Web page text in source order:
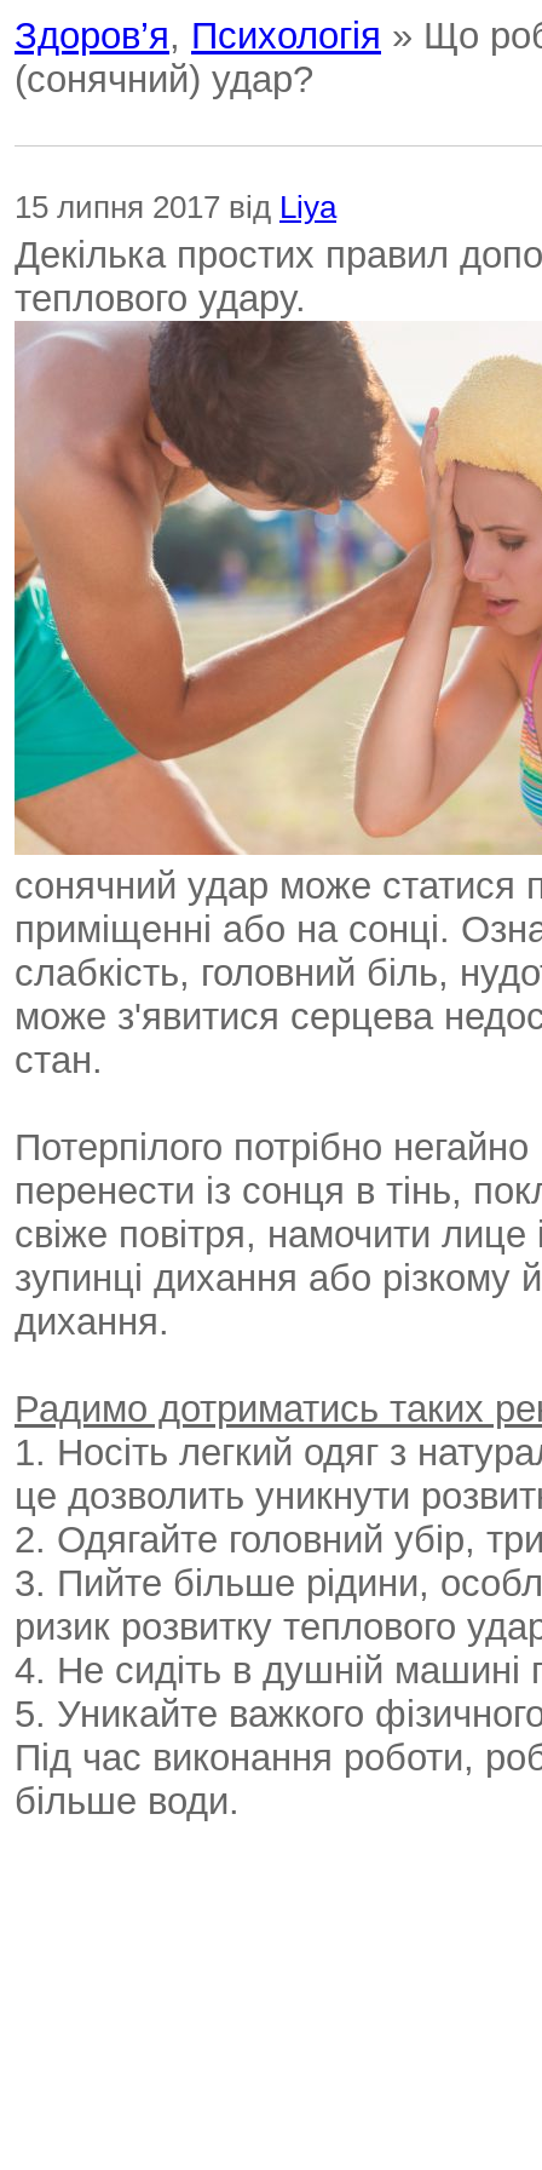
Здоров’я, Психологія » Що
(сонячний) удар?
15 липня 2017 від Liya
Декілька простих правил
теплового удару.
сонячний удар може статися
приміщенні або на сонці.
слабкість, головний біль,
може з'явитися серцева
стан.
Потерпілого потрібно
перенести із сонця в тінь,
свіже повітря, намочити
зупинці дихання або різкому
дихання.
Радимо дотриматись таких
1. Носіть легкий одяг з
це дозволить уникнути
2. Одягайте головний убір,
3. Пийте більше рідини,
ризик розвитку теплового
4. Не сидіть в душній машині
5. Уникайте важкого
Під час виконання роботи,
більше води.